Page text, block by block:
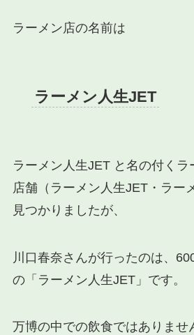
ラーメン店の名前は
ラーメン人生JET
ラーメン人生JET と名の付くラ
店舗（ラーメン人生JET・ラー
見つかりましたが、
川口春奈さんが行ったのは、
の「ラーメン人生JET」です。
万博の中での飲食ではありませ